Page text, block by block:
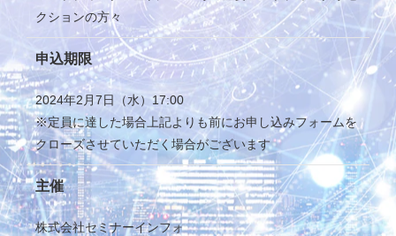
クションの方々
申込期限
2024年2月7日（水）17:00
※定員に達した場合上記よりも前にお申し込みフォームを
クローズさせていただく場合がございます
主催
株式会社セミナーインフォ